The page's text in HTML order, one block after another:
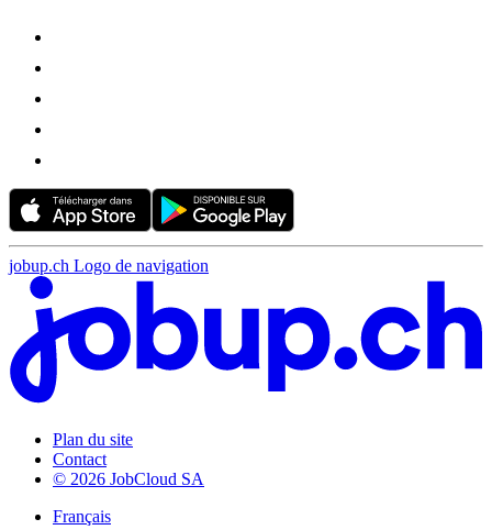
jobup.ch Logo de navigation
Plan du site
Contact
© 2026 JobCloud SA
Français